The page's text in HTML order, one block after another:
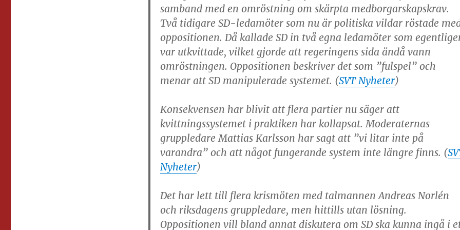
samband med en omröstning om skärpta medborgarskapskrav.
Två tidigare SD-ledamöter som nu är politiska vildar röstade
oppositionen. Då kallade SD in två egna ledamöter som
var utkvittade, vilket gjorde att regeringens sida ändå vann
omröstningen. Oppositionen beskriver det som ”fulspel” och
menar att SD manipulerade systemet. (SVT Nyheter)
Konsekvensen har blivit att flera partier nu säger att
kvittningssystemet i praktiken har kollapsat. Moderaternas
gruppledare Mattias Karlsson har sagt att ”vi litar inte på
varandra” och att något fungerande system inte längre finns. (
Nyheter)
Det har lett till flera krismöten med talmannen Andreas Norlén
och riksdagens gruppledare, men hittills utan lösning.
Oppositionen vill bland annat diskutera om SD ska kunna ingå i